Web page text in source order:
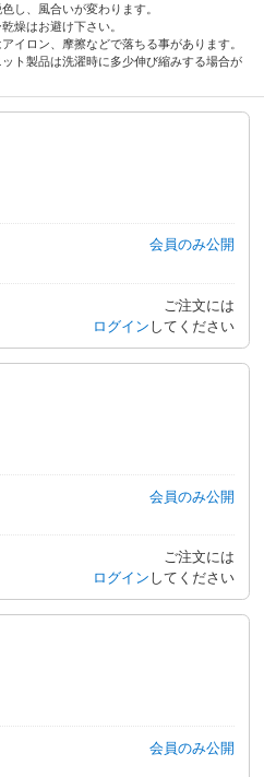
し、風合いが変わります。
燥はお避け下さい。
イロン、摩擦などで落ちる事があります。
ト製品は洗濯時に多少伸び縮みする場合が
会員のみ公開
ご注文には
ログイン してください
会員のみ公開
ご注文には
ログイン してください
会員のみ公開